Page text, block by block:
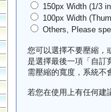
150px Width (1/3
100px Width
Others, Please
您可以選擇不要壓縮，
是選擇最後一項「自訂
需壓縮的寬度，系統不
若您在使用上有任何建